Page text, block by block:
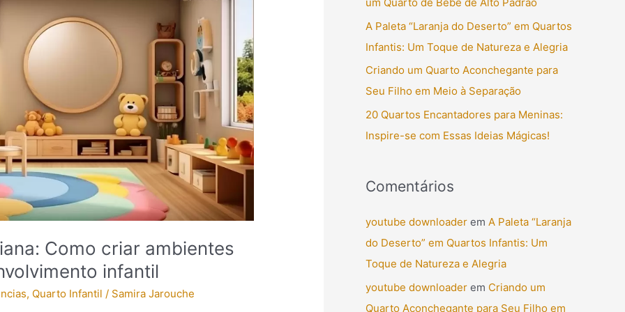
Como criar ambientes
infantil
, Quarto Infantil / Samira Jarouche
p
o
r
:
A Paleta “Laranja do Deserto” em Quartos
Infantis: Um Toque de Natureza e Alegria
Criando um Quarto Aconchegante para
Seu Filho em Meio à Separação
20 Quartos Encantadores para Meninas:
Inspire-se com Essas Ideias Mágicas!
Comentários
youtube downloader em A Paleta “Laranja
do Deserto” em Quartos Infantis: Um
Toque de Natureza e Alegria
youtube downloader em Criando um
Quarto Aconchegante para Seu Filho em